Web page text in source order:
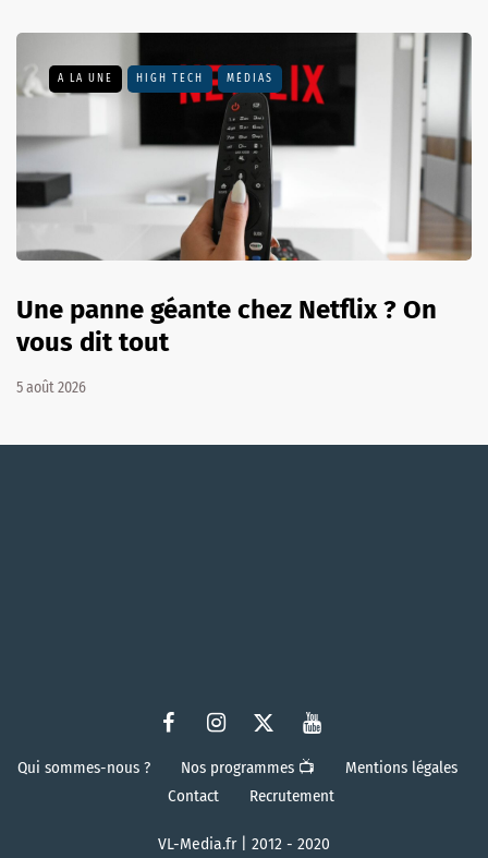
A LA UNE HIGH TECH MÉDIAS
Une panne géante chez Netflix ? On
vous dit tout
5 août 2026
Qui sommes-nous ? Nos programmes 📺
Mentions légales
Contact
Recrutement
VL-Media.fr | 2012 - 2020